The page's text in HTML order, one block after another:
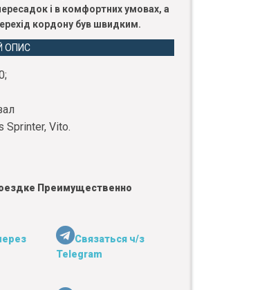
і в комфортних умовах, а
кордону був швидким.
ОПИС
Sprinter, Vito.
Преимущественно
Связаться ч/з
Telegram